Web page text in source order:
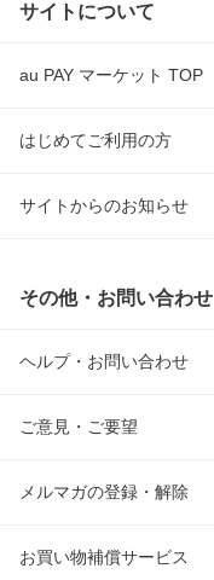
サイトについて
au PAY マーケット TOP
はじめてご利用の方
サイトからのお知らせ
その他・お問い合わせ
ヘルプ・お問い合わせ
ご意見・ご要望
メルマガの登録・解除
お買い物補償サービス